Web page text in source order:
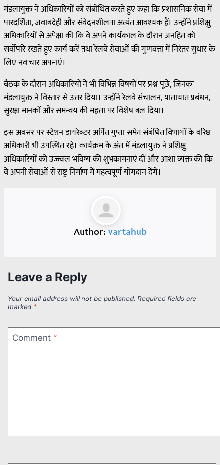
मंडलायुक्त ने अधिकारियों को संबोधित करते हुए कहा कि प्रशासनिक सेवा में
पारदर्शिता, जवाबदेही और संवेदनशीलता अत्यंत आवश्यक हैं। उन्होंने प्रशिक्षु
अधिकारियों से अपेक्षा की कि वे अपने कार्यकाल के दौरान जनहित को
सर्वोपरि रखते हुए कार्य करें तथा रेलवे सेवाओं की गुणवत्ता में निरंतर सुधार के
लिए नवाचार अपनाएं।
बैठक के दौरान अधिकारियों ने भी विभिन्न विषयों पर प्रश्न पूछे, जिनका
मंडलायुक्त ने विस्तार से उत्तर दिया। उन्होंने रेलवे संचालन, यातायात प्रबंधन,
सुरक्षा मानकों और समन्वय की महत्ता पर विशेष बल दिया।
इस अवसर पर स्टेशन डायरेक्टर अर्पित गुप्ता समेत संबंधित विभागों के वरिष्ठ
अधिकारी भी उपस्थित रहे। कार्यक्रम के अंत में मंडलायुक्त ने प्रशिक्षु
अधिकारियों को उज्ज्वल भविष्य की शुभकामनाएं दीं और आशा व्यक्त की कि
वे अपनी सेवाओं से राष्ट्र निर्माण में महत्वपूर्ण योगदान देंगे।
Author:vartahub
Leave a Reply
Your email address will not be published. Required fields are
marked *
Comment *